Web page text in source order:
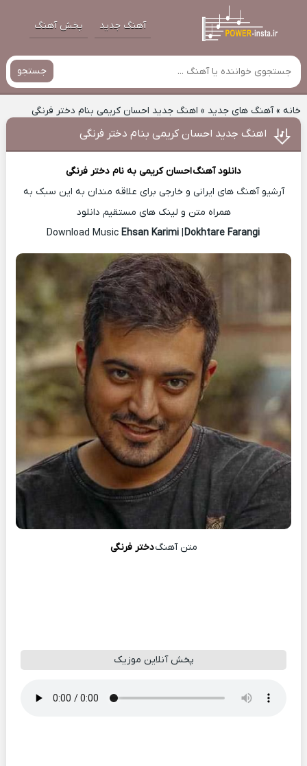
آهنگ جدید پخش آهنگ
جستجو
خانه»آهنگ های جدید » اهنگ جدید احسان کریمی بنام دختر فرنگی
اهنگ جدید احسان کریمی بنام دختر فرنگی
دانلود آهنگاحسان کریمی به نام دختر فرنگی
آرشیو آهنگ های ایرانی و خارجی برای علاقه مندان به این سبک به
همراه متن و لینک های مستقیم دانلود
Ehsan Karimi |Dokhtare Farangi
متن آهنگدختر فرنگی
پخش آنلاین موزیک